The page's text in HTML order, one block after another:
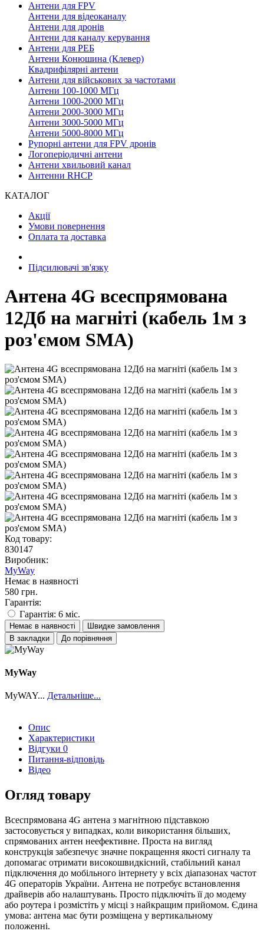
Антени для FPV
Антени для відеоканалу
Антени для дронів
Антени для каналу керування
Антени для РЕБ
Антени Конюшина (Клевер)
Квадрифілярні антени
Антени для військових за частотами
Антени 100-1000 МГц
Антени 1000-2000 МГц
Антени 2000-3000 МГц
Антени 3000-5000 МГц
Антени 5000-8000 МГц
Рупорні антени для FPV дронів
Логоперіодичні антени
Антени хвильовий канал
Антенни RHCP
КАТАЛОГ
Акції
Умови повернення
Оплата та доставка
Підсилювачі зв'язку
Антена 4G всеспрямована
12Дб на магніті (кабель 1м з
роз'ємом SMA)
Код товару:
830147
Виробник:
MyWay
Немає в наявності
580 грн.
Гарантія:
Гарантія: 6 міс.
Немає в наявності
Швидке замовлення
В закладки
До порівняння
MyWay
MyWAY... Детальніше...
Опис
Характеристики
Відгуки 0
Питання-відповідь
Відео
Огляд товару
Всеспрямована 4G антена з магнітною підставкою
застосовується у випадках, коли використання більших,
спрямованих антен неефективне. Проста на вигляд
конструкція забезпечує значне покращення якості сигналу та
допомагає отримати високошвидкісний, стабільний канал
підключення до мобільного інтернету у всіх діапазонах частот
4G операторів України. Антена не потребує встановлення
драйверів або налаштувань. Просто підключіть її до модему
або роутера і розмістіть у місці з найкращим прийомом. Єдина
умова: антена має бути розміщена у вертикальному
положенні.